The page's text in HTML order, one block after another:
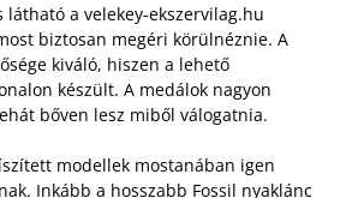
látható a velekey-ekszervilag.hu
biztosan megéri körülnéznie. A
kiváló, hiszen a lehető
készült. A medálok nagyon
bőven lesz miből válogatnia.
modellek mostanában igen
Inkább a hosszabb Fossil nyaklánc